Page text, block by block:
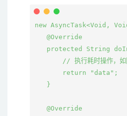
new AsyncTask<Void,
   @Override
protected String
// 执行耗时操作，如
       return "data";
   }
   @Override